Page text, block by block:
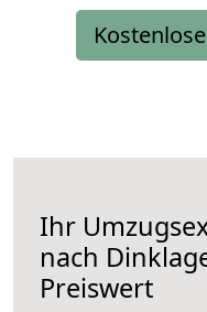
Ihr
nach
Preiswert